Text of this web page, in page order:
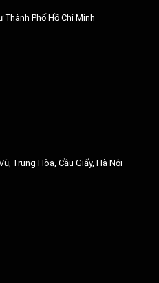
Phố Hồ Chí Minh
Trung Hòa, Cầu Giấy, Hà Nội